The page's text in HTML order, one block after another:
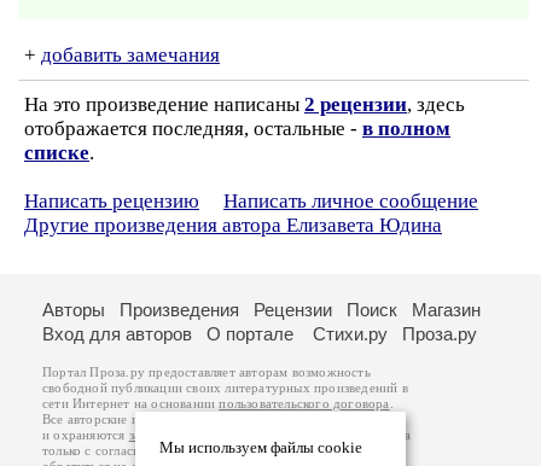
+ добавить замечания
На это произведение написаны 2 рецензии, здесь
отображается последняя, остальные - в полном
списке.
Написать рецензию
Написать личное сообщение
Другие произведения автора Елизавета Юдина
Мы используем файлы cookie
Авторы Произведения Рецензии Поиск
Магазин
Вход для авторов
О портале Стихи.ру Проза.ру
Портал Проза.ру предоставляет авторам возможность
свободной публикации своих литературных произведений в
сети Интернет на основаниипользовательского договора
Все авторские права на произведения принадлежат авторам
и охраняются законом
. Перепечатка произведений возможна
только с согласия его автора, к которому вы можете